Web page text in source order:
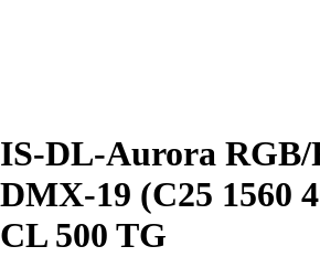
IS-DL-Aurora RGB/
DMX-19 (C25 1560
CL 500 TG